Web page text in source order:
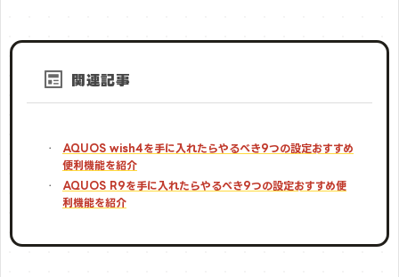
関連記事
AQUOS wish4を手に入れたらやるべき9つの設定│おすすめ
便利機能を紹介
AQUOS R9を手に入れたらやるべき9つの設定│おすすめ便
利機能を紹介